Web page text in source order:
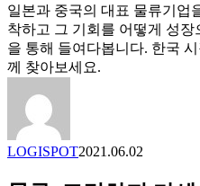
지,
이
커
머
의
해
답
일본과 중국의 대표 물류기업
착하고 그 기회를 어떻게 성
을 통해 들여다봅니다. 한국
께 찾아보세요.
LOGISPOT2021.06.02